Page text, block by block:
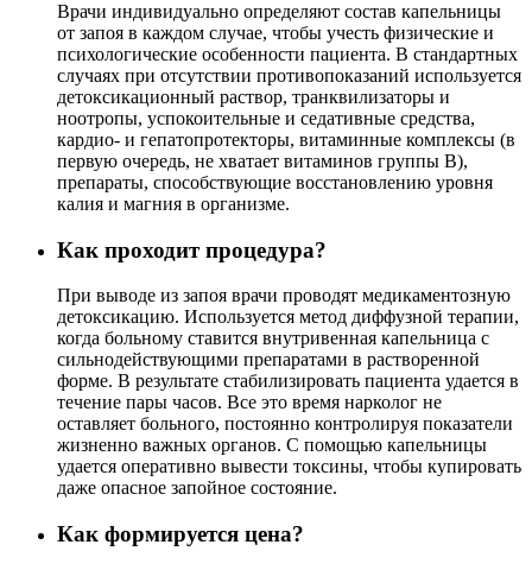
Врачи индивидуально определяют состав капельницы
от запоя в каждом случае, чтобы учесть физические и
психологические особенности пациента. В стандартных
случаях при отсутствии противопоказаний используется
детоксикационный раствор, транквилизаторы и
ноотропы, успокоительные и седативные средства,
кардио- и гепатопротекторы, витаминные комплексы (в
первую очередь, не хватает витаминов группы В),
препараты, способствующие восстановлению уровня
калия и магния в организме.
Как проходит процедура?
При выводе из запоя врачи проводят медикаментозную
детоксикацию. Используется метод диффузной терапии,
когда больному ставится внутривенная капельница с
сильнодействующими препаратами в растворенной
форме. В результате стабилизировать пациента удается в
течение пары часов. Все это время нарколог не
оставляет больного, постоянно контролируя показатели
жизненно важных органов. С помощью капельницы
удается оперативно вывести токсины, чтобы купировать
даже опасное запойное состояние.
Как формируется цена?